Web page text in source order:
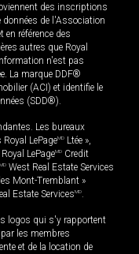
des inscriptions
de l'Association
référence des
autres que Royal
n'est pas
La marque DDF®
(ACI) et identifie le
(SDD®).
Les bureaux
LePageMD Ltée »,
Royal LePageMD Credit
MD West Real Estate Services
Mont-Tremblant »
Estate ServicesMD.
logos qui s'y rapportent
les membres
et de la location de